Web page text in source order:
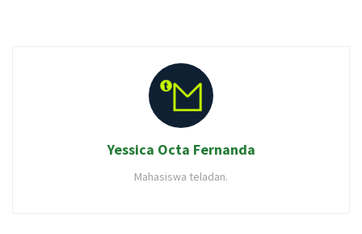
Yessica Octa Fernanda
Mahasiswa teladan.